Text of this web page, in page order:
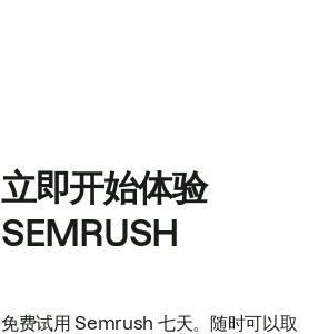
立即开始体验
SEMRUSH
免费试用 Semrush 七天。随时可以取